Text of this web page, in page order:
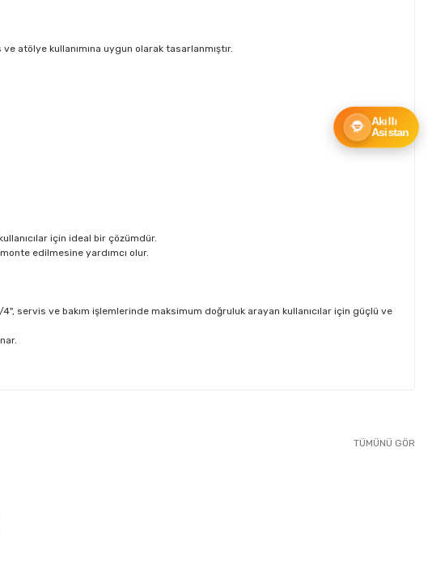
atölye kullanımına uygun olarak tasarlanmıştır.
için ideal bir çözümdür.
edilmesine yardımcı olur.
servis ve bakım işlemlerinde maksimum doğruluk arayan kullanıcılar için güçlü ve
TÜMÜNÜ GÖR
Akıllı
Asistan